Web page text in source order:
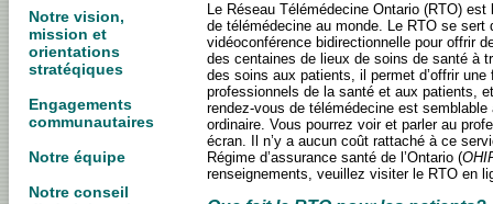
Notre vision,
mission et
orientations
stratéqiques
Engagements
communautaires
Notre équipe
Notre conseil
Le Réseau Télémédecine Ontario (RTO) est
de télémédecine au monde. Le RTO se sert
vidéoconférence bidirectionnelle pour offrir
des centaines de lieux de soins de santé à
des soins aux patients, il permet d’offrir
professionnels de la santé et aux patients,
rendez-vous de télémédecine est
ordinaire. Vous pourrez voir et parler au
écran. Il n’y a aucun coût rattaché à ce
Régime d’assurance santé de l’Ontario (
renseignements, veuillez visiter le RTO en